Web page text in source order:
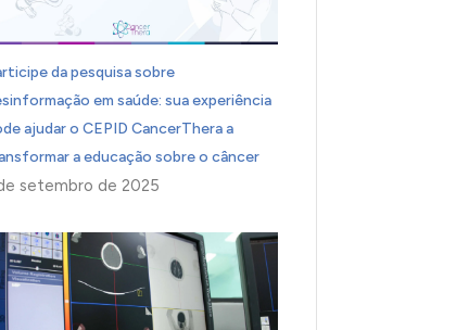
da pesquisa sobre
em saúde: sua experiência
ajudar o CEPID CancerThera a
a educação sobre o câncer
setembro de 2025